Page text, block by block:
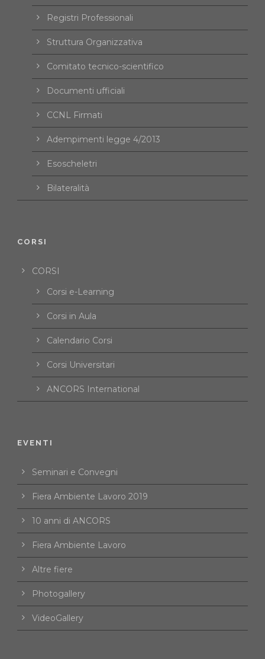
Registri Professionali
Struttura Organizzativa
Comitato tecnico-scientifico
Documenti ufficiali
CCNL Firmati
Adempimenti legge 4/2013
Esoscheletri
Bilateralità
CORSI
CORSI
Corsi e-Learning
Corsi in Aula
Calendario Corsi
Corsi Universitari
ANCORS International
EVENTI
Seminari e Convegni
Fiera Ambiente Lavoro 2019
10 anni di ANCORS
Fiera Ambiente Lavoro
Altre fiere
Photogallery
VideoGallery